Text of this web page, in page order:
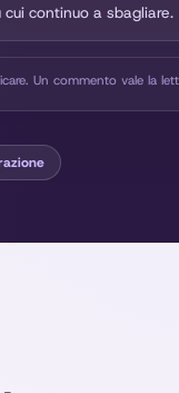
cui continuo a sbagliare.
Un commento vale la